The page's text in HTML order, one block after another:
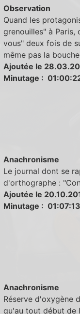
Observation
Quand les
grenouilles" à
vous" deux fois de
même pas la
Ajoutée le
Minutage :
Anachronisme
Le journal dont se
d'orthographe :
Ajoutée le
Minutage : 01:07:13
Anachronisme
Réserve d'oxygène
qu'au tout début de